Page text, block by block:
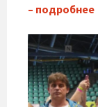
– подробнее